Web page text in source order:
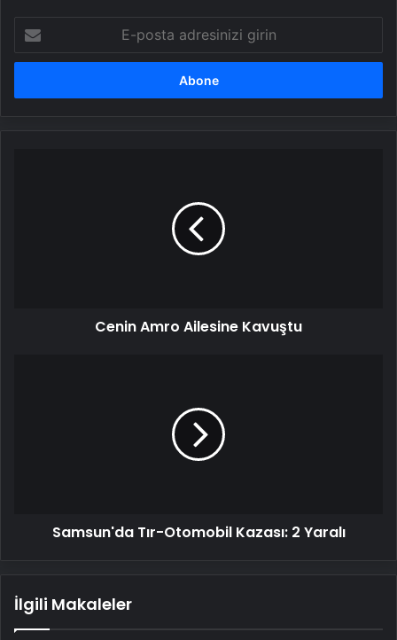
posta
adresinizi
Cenin Amro Ailesine Kavuştu
Samsun'da Tır-Otomobil Kazası: 2 Yaralı
İlgili Makaleler